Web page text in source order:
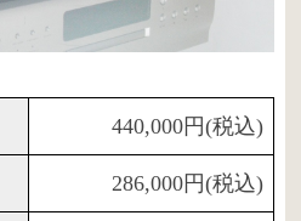
440,000円(税込)
286,000円(税込)